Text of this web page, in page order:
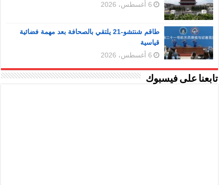
6 أغسطس، 2026
طاقم شنتشو-21 يلتقي بالصحافة بعد مهمة فضائية
قياسية
6 أغسطس، 2026
تابعنا على فيسبوك